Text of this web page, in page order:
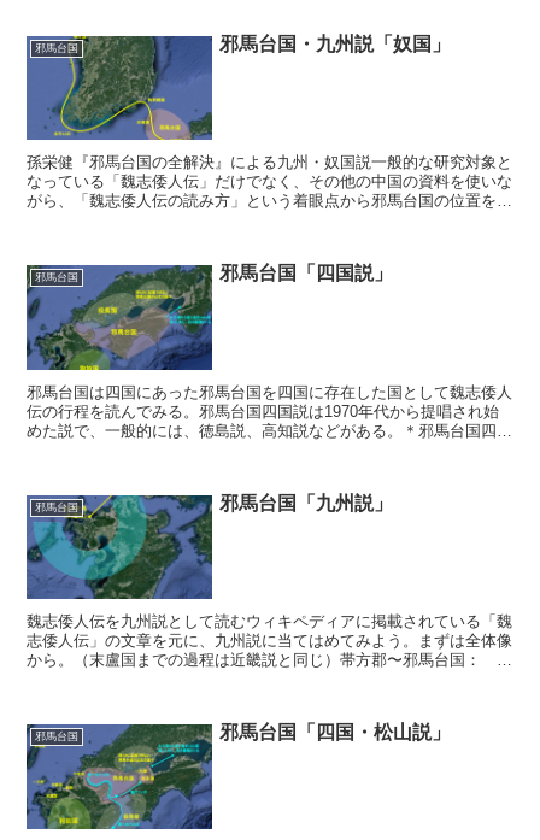
邪馬台国 邪馬台国・九州説「奴国」
孫栄健『邪馬台国の全解決』による九州・奴国説一般的な研究対象と
なっている「魏志倭人伝」だけでなく、その他の中国の資料を使いな
がら、「魏志倭人伝の読み方」という着眼点から邪馬台国の位置を比
邪馬台国 邪馬台国「四国説」
邪馬台国は四国にあった邪馬台国を四国に存在した国として魏志倭人
伝の行程を読んでみる。邪馬台国四国説は1970年代から提唱され始
めた説で、一般的には、徳島説、高知説などがある。＊邪馬台国四国
邪馬台国 邪馬台国「九州説」
魏志倭人伝を九州説として読むウィキペディアに掲載されている「魏
志倭人伝」の文章を元に、九州説に当てはめてみよう。まずは全体像
から。（末盧国までの過程は近畿説と同じ）帯方郡〜邪馬台国： 帯
邪馬台国 邪馬台国「四国・松山説」